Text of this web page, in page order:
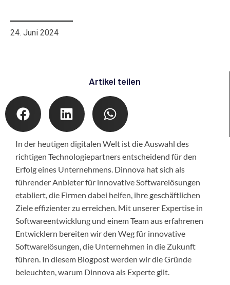
24. Juni 2024
Artikel teilen
In der heutigen digitalen Welt ist die Auswahl des
richtigen Technologiepartners entscheidend für den
Erfolg eines Unternehmens. Dinnova hat sich als
führender Anbieter für innovative Softwarelösungen
etabliert, die Firmen dabei helfen, ihre geschäftlichen
Ziele effizienter zu erreichen. Mit unserer Expertise in
Softwareentwicklung und einem Team aus erfahrenen
Entwicklern bereiten wir den Weg für innovative
Softwarelösungen, die Unternehmen in die Zukunft
führen. In diesem Blogpost werden wir die Gründe
beleuchten, warum Dinnova als Experte gilt.